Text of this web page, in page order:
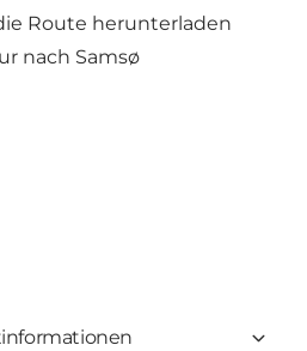
Route herunterladen
nach Samsø